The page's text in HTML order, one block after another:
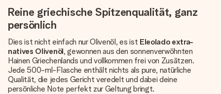
Reine griechische Spitzenqualität, ganz
persönlich
Dies ist nicht einfach nur Olivenöl, es ist Eleolado extra-
natives Olivenöl, gewonnen aus den sonnenverwöhnten
Hainen Griechenlands und vollkommen frei von Zusätzen.
Jede 500-ml-Flasche enthält nichts als pure, natürliche
Qualität, die jedes Gericht veredelt und dabei deine
persönliche Note perfekt zur Geltung bringt.